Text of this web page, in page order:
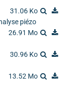
31.06 Ko
piézo
26.91 Mo
30.96 Ko
13.52 Mo